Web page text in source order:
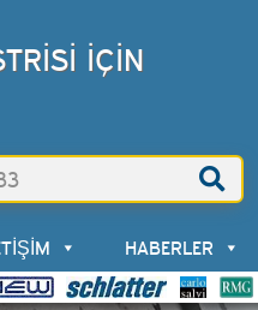
İÇİN
HABERLER